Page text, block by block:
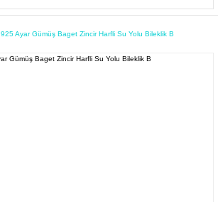
925 Ayar Gümüş Baget Zincir Harfli Su Yolu Bileklik B